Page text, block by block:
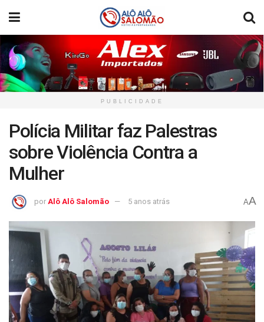
PUBLICIDADE
Polícia Militar faz Palestras
sobre Violência Contra a
Mulher
por Alô Alô Salomão 5 anos atrás AA